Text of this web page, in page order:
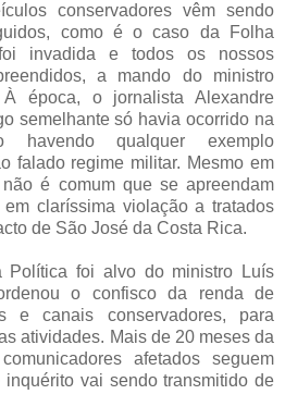
conservadores vêm sendo
como é o caso da Folha
invadida e todos os nossos
a mando do ministro
época, o jornalista Alexandre
semelhante só havia ocorrido na
havendo qualquer exemplo
falado regime militar. Mesmo em
é comum que se apreendam
claríssima violação a tratados
de São José da Costa Rica.
Política foi alvo do ministro Luís
o confisco da renda de
e canais conservadores, para
atividades. Mais de 20 meses da
afetados seguem
vai sendo transmitido de